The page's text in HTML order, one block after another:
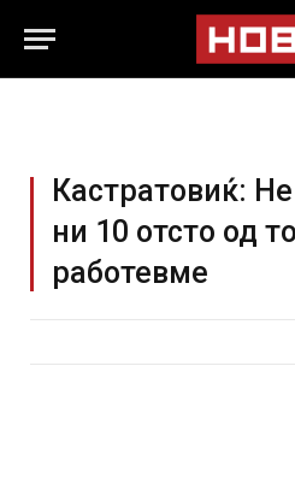
Кастратовиќ:
ни 10 отсто од
работевме